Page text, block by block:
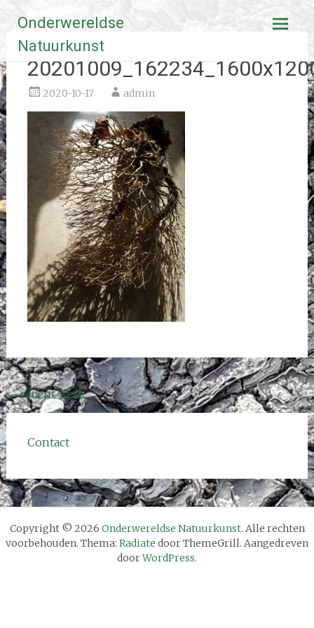
naar
inhoud
Onderwereldse
Natuurkunst
2020-10-17 admin
Bericht
navigatie
←recent werk
Contact
Copyright © 2026 Onderwereldse Natuurkunst. Alle rechten
voorbehouden. Thema: Radiate door ThemeGrill. Aangedreven
doorWordPress.